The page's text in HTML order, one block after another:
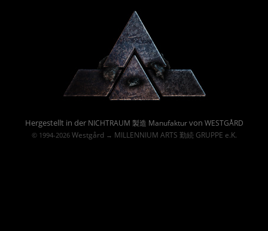
Hergestellt in der NICHTRAUM 製造 Manufakturvon WESTGÅRD
© 1994-2026 Westgård→ MILLENNIUM ARTS 勤続 GRUPPE e.K.
Powered By :